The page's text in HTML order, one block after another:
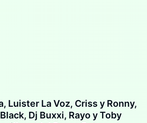
Luister La Voz, Criss y Ronny,
Dj Buxxi, Rayo y Toby